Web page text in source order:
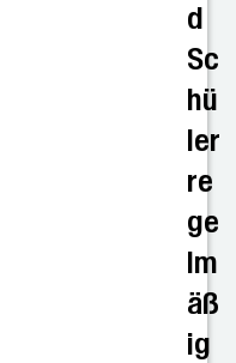
d
Sc
hü
ler
re
ge
lm
äß
ig